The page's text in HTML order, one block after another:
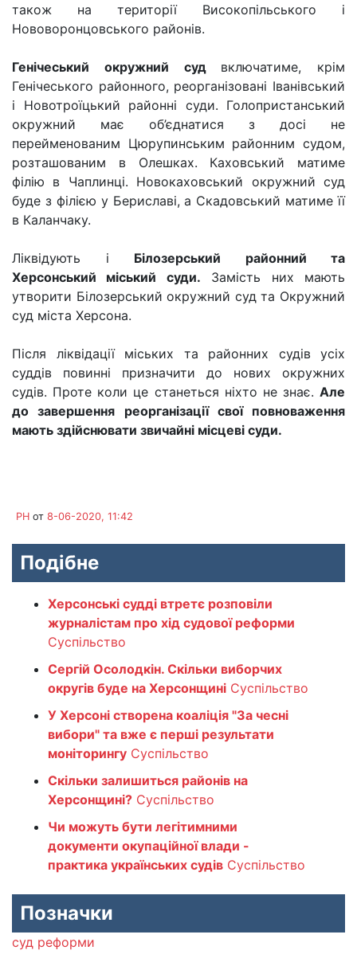
також на території Високопільського і
Нововоронцовського районів.
Генічеський окружний суд включатиме, крім
Генічеського районного, реорганізовані Іванівський
і Новотроїцький районні суди. Голопристанський
окружний має об’єднатися з досі не
перейменованим Цюрупинським районним судом,
розташованим в Олешках. Каховський матиме
філію в Чаплинці. Новокаховський окружний суд
буде з філією у Бериславі, а Скадовський матиме її
в Каланчаку.
Ліквідують і Білозерський районний та
Херсонський міський суди. Замість них мають
утворити Білозерський окружний суд та Окружний
суд міста Херсона.
Після ліквідації міських та районних судів усіх
суддів повинні призначити до нових окружних
судів. Проте коли це станеться ніхто не знає. Але
до завершення реорганізації свої повноваження
мають здійснювати звичайні місцеві суди.
PH от 8-06-2020, 11:42
Подібне
Херсонські судді втретє розповіли
журналістам про хід судової реформи
Суспільство
Сергій Осолодкін. Скільки виборчих
округів буде на Херсонщині Суспільство
У Херсоні створена коаліція "За чесні
вибори" та вже є перші результати
моніторингу Суспільство
Скільки залишиться районів на
Херсонщині? Суспільство
Чи можуть бути легітимними
документи окупаційної влади -
практика українських судів Суспільство
Позначки
суд реформи